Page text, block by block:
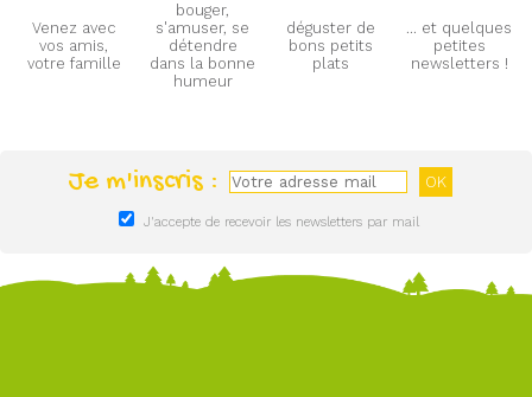
Venez avec
vos amis,
votre famille
bouger,
s'amuser, se
détendre
dans la bonne
humeur
déguster de
bons petits
plats
... et quelques
petites
newsletters !
Je m'inscris :
J'accepte de recevoir les newsletters par mail